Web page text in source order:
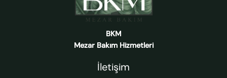
BKM
Mezar Bakım Hizmetleri
İletişim